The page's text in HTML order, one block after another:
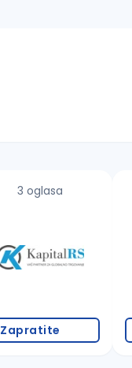
3 oglasa
Zapratite